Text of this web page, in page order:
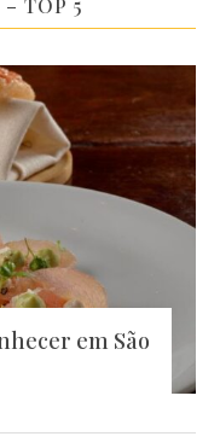
TOP 5
em São